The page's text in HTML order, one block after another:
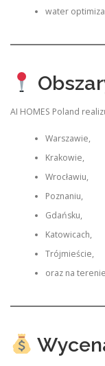
water
AI HOMES Poland
Warszawie,
Krakowie,
Wrocławiu,
Poznaniu,
Gdańsku,
Katowicach,
Trójmieście,
oraz na